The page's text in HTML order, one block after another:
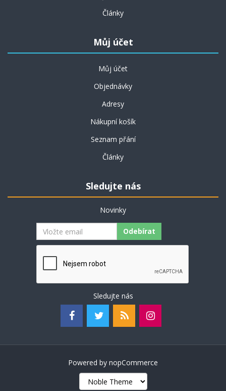
Články
Můj účet
Můj účet
Objednávky
Adresy
Nákupní košík
Seznam přání
Články
Sledujte nás
Novinky
Odebírat
Sledujte nás
Powered by nopCommerce